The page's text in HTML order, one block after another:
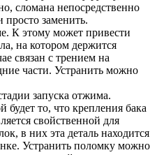
сломана непосредственно
заменить.
К этому может привести
на котором держится
связан с трением на
части. Устранить можно
запуска отжима.
будет то, что крепления бака
свойственной для
в них эта деталь находится
Устранить поломку можно